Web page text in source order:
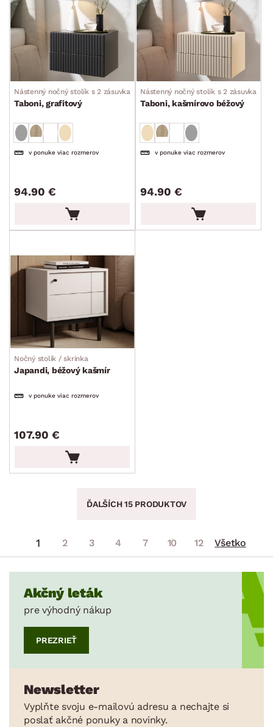
Nástenný nočný stolík s 2 zásuvkami
Taboni, grafitový
v ponuke viac rozmerov
94.90 €
Nástenný nočný stolík s 2 zásuvkami
Taboni, kašmírovo béžový
v ponuke viac rozmerov
94.90 €
Nočný stolík / skrinka
Japandi, béžový kašmír
v ponuke viac rozmerov
107.90 €
ĎALŠÍCH 15 PRODUKTOV
1 2 3 4 7 10 12 Všetko
Akčný leták
pre výhodný nákup
PREZRIEŤ
Newsletter
Vyplňte svoju e-mailovú adresu a nechajte si
poslať akčné ponuky a novinky.